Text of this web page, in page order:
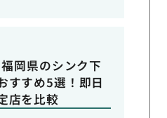
岡県のシンク下
すすめ5選！即日
店を比較